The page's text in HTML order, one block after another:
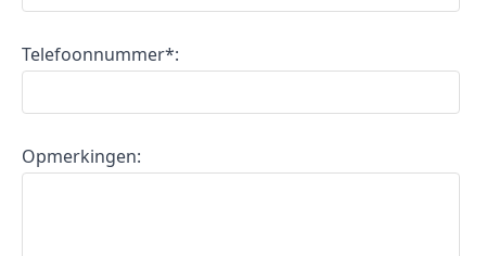
Telefoonnummer*:
Opmerkingen: